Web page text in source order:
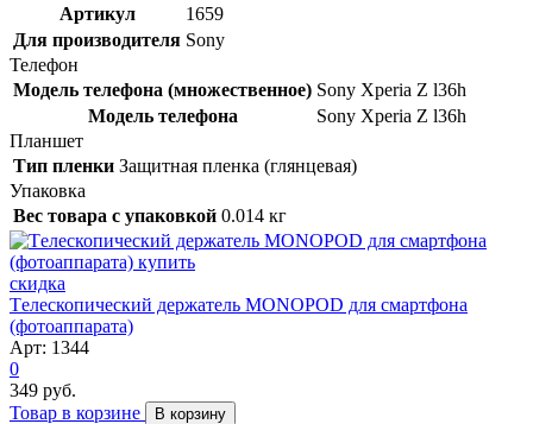
Артикул
1659
Для производителя Sony
Телефон
Модель телефона (множественное) Sony Xperia Z l36h
Модель телефона
Sony Xperia Z l36h
Планшет
Тип пленки Защитная пленка (глянцевая)
Упаковка
Вес товара с упаковкой 0.014 кг
скидка
Tелескопический держатель MONOPOD для смартфона
(фотоаппарата)
Арт: 1344
0
349 руб.
Товар в корзине
В корзину